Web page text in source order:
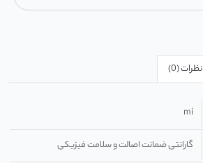
نظرات (0)
mi
گارانتی ضمانت اصالت و سلامت فیزیکی